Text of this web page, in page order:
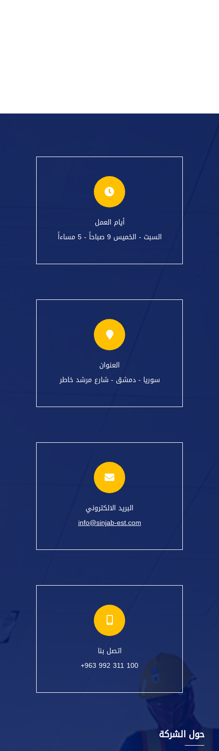
أيام العمل
السبت - الخميس 9 صباحاً - 5 مساءاً
العنوان
سوريا - دمشق - شارع مرشد خاطر
البريد الالكتروني
info@sinjab-est.com
اتصل بنا
+963 992 311 100
حول الشركة